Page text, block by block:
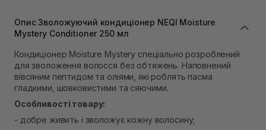
В наявності
Самовивіз м. Львів, вул. Степана Бандери 45
Самовивіз м. Рівне, вул. 16-го Липня, 15
В наявності
Самовивіз м. Рівне, вул. Кулика і Гудачека 23 (ТЦ
Екватор)
В наявності
Опис Зволожуючий кондиціонер NEQI Moisture
Mystery Conditioner 250 мл
Кондиціонер Moisture Mystery спеціально розроблений
для зволоження волосся без обтяжень. Наповнений
вівсяним пептидом та оліями, які роблять пасма
гладкими, шовковистими та сяючими.
Особливості товару:
- добре живить і зволожує кожну волосину;